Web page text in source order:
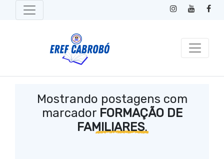
Mostrando postagens com
marcador FORMAÇÃO DE
FAMILIARES.